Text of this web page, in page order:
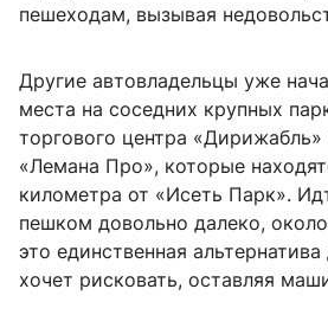
пешеходам, вызывая
Другие автовладельцы уже
места на соседних крупных
торгового центра
«Лемана Про», которые
километра от «Исеть Парк».
пешком довольно далеко,
это единственная
хочет рисковать, оставляя